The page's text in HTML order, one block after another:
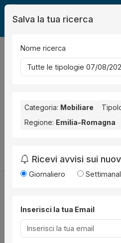
Legalmente Mobili
risultati
risultato per la Provincia
Prova a modificare i parametri di
Utilità
Chi siamo
Salva la tua ricerca
Nome ricerca
Categoria: Mobiliare
Regione: Emilia-Romagna
Ricevi avvisi sui
Giornaliero
Inserisci la tua Email